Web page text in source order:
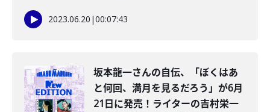
2023.06.20 |00:07:43
坂本龍一さんの自伝、「ぼくはあ
と何回、満月を見るだろう」が6月
21日に発売！ライターの吉村栄一